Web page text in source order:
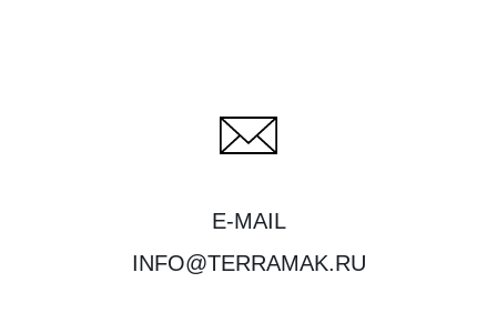
E-MAIL
INFO@TERRAMAK.RU